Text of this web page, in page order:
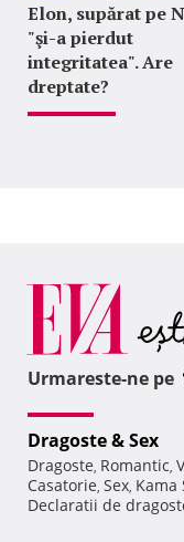
Elon, supărat pe
"şi-a pierdut
integritatea". Are
dreptate?
Urmareste-ne pe
Dragoste & Sex
Dragoste, Romantic,
Casatorie, Sex, Kama
Declaratii de